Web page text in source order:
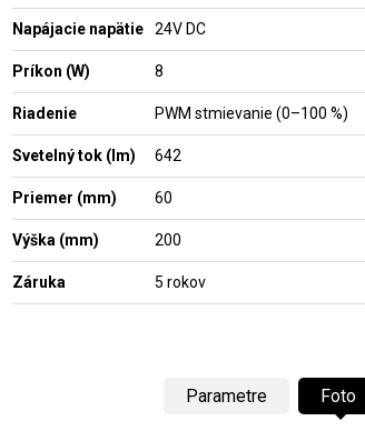
Napájacie napätie 24V DC
Príkon (W) 8
Riadenie PWM stmievanie (0–100 %)
Svetelný tok (lm) 642
Priemer (mm) 60
Výška (mm) 200
Záruka 5 rokov
Parametre Foto